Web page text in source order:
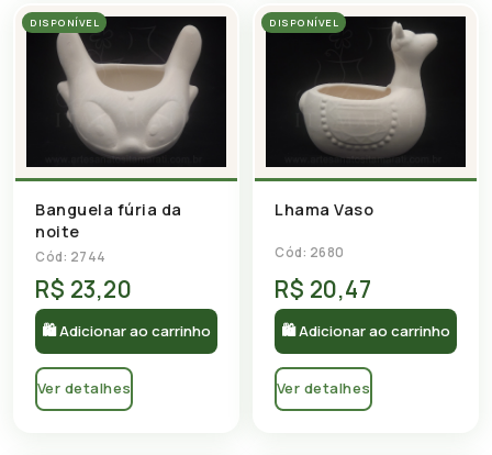
DISPONÍVEL
Banguela fúria da
noite
Cód: 2744
R$ 23,20
🛍 Adicionar ao carrinho
Ver detalhes
DISPONÍVEL
Lhama Vaso
Cód: 2680
R$ 20,47
🛍 Adicionar ao carrinho
Ver detalhes